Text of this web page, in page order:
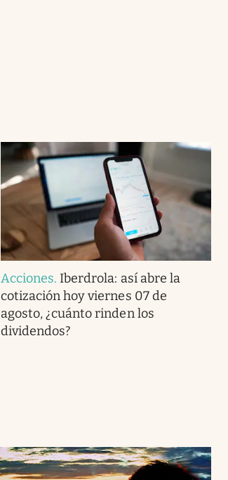
Acciones. Iberdrola: así abre la
cotización hoy viernes 07 de
agosto, ¿cuánto rinden los
dividendos?